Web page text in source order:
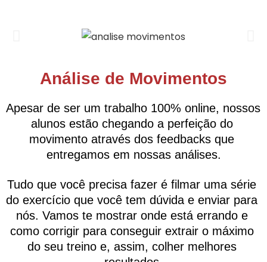
Análise de Movimentos
Apesar de ser um trabalho 100% online, nossos
alunos estão chegando a perfeição do
movimento através dos feedbacks que
entregamos em nossas análises.
Tudo que você precisa fazer é filmar uma série
do exercício que você tem dúvida e enviar para
nós. Vamos te mostrar onde está errando e
como corrigir para conseguir extrair o máximo
do seu treino e, assim, colher melhores